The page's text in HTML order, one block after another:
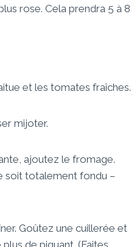
rose. Cela prendra 5 à 8
et les tomates fraîches.
mijoter.
ajoutez le fromage.
soit totalement fondu –
Goûtez une cuillerée et
de piquant. (Faites